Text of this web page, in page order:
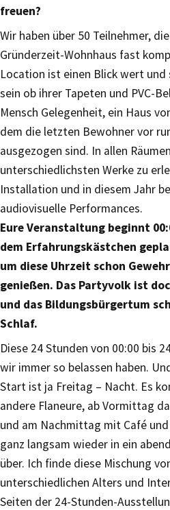
freuen?
Wir haben über 50 Teilnehmer,
Gründerzeit-Wohnhaus fast
Location ist einen Blick wert
sein ob ihrer Tapeten und PVC-
Mensch Gelegenheit, ein Haus
dem die letzten Bewohner vor
ausgezogen sind. In allen
unterschiedlichsten Werke zu
Installation und in diesem Jahr
audiovisuelle Performances.
Eure Veranstaltung beginnt
dem Erfahrungskästchen
um diese Uhrzeit schon
genießen. Das Partyvolk ist
und das Bildungsbürgertum
Schlaf.
Diese 24 Stunden von 00:00 bis
wir immer so belassen haben.
Start ist ja Freitag – Nacht. Es
andere Flaneure, ab Vormittag
und am Nachmittag mit Café
ganz langsam wieder in ein
über. Ich finde diese Mischung
unterschiedlichen Alters und
Seiten der 24-Stunden-